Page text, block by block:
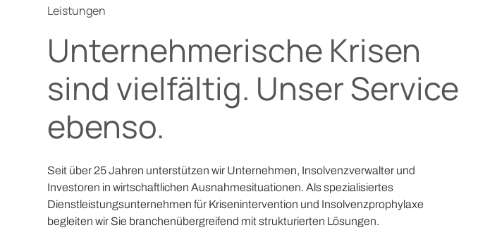
Leistungen
Unternehmerische Krisen
sind vielfältig. Unser Service
ebenso.
Seit über 25 Jahren unterstützen wir Unternehmen, Insolvenzverwalter und
Investoren in wirtschaftlichen Ausnahmesituationen. Als spezialisiertes
Dienstleistungsunternehmen für Krisenintervention und Insolvenzprophylaxe
begleiten wir Sie branchenübergreifend mit strukturierten Lösungen.